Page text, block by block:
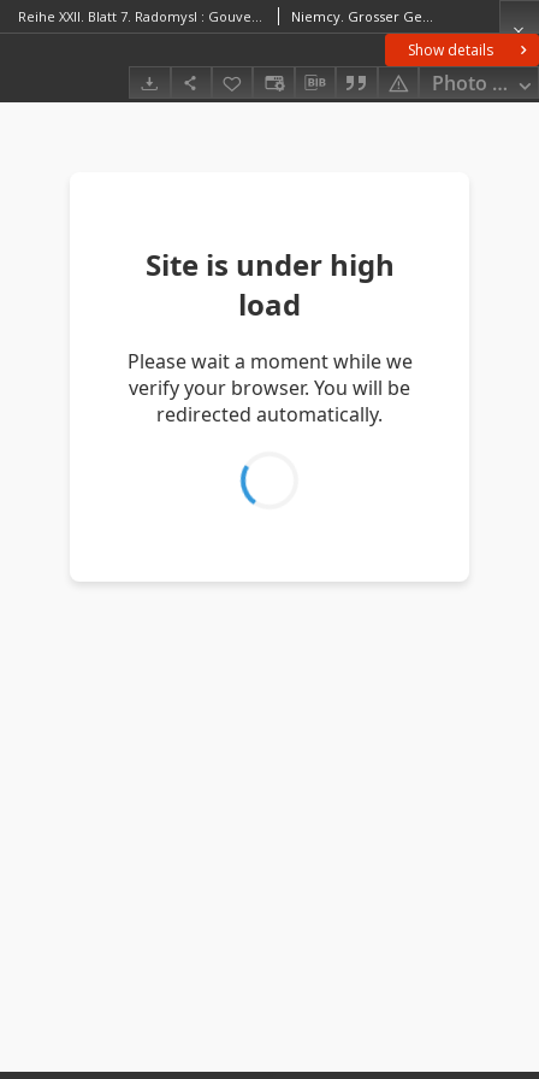
Show details
Photo
Reihe XXII. Blatt 7. Radomysl : Gouvernement Wolynien u. Kijew Niemcy. Grosser Generalstab. Kartographische Abteilung. Redaktor